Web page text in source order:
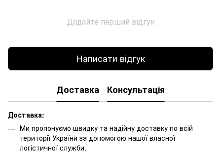
Додайте перший відгук
Написати відгук
Доставка Консультація
Доставка:
Ми пропонуємо швидку та надійну доставку по всій
території України за допомогою нашої власної
логістичної служби.